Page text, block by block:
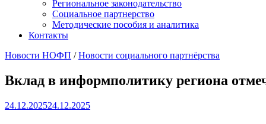
Региональное законодательство
Социальное партнерство
Методические пособия и аналитика
Контакты
Новости НОФП /Новости социального партнёрства
Вклад в информполитику региона
24.12.202524.12.2025